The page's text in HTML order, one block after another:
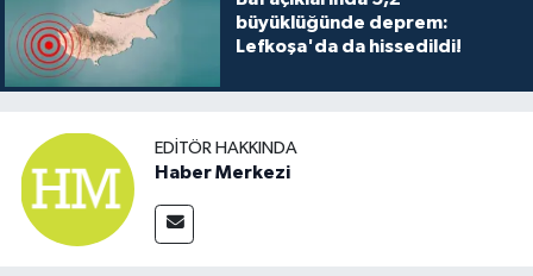
büyüklüğünde deprem:
Lefkoşa'da da hissedildi!
EDITÖR HAKKINDA
Haber Merkezi